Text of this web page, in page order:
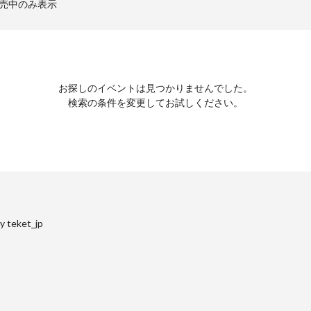
中のみ表示
お探しのイベントは見つかりませんでした。
検索の条件を変更してお試しください。
teket_jp